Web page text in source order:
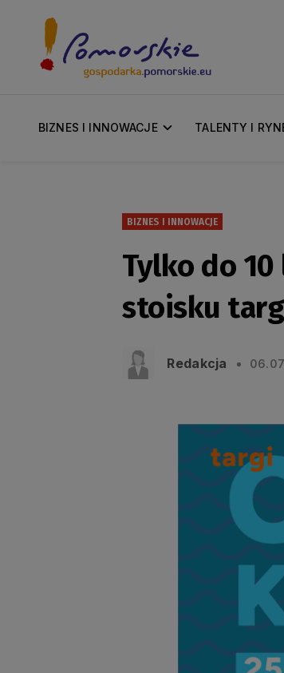
BIZNES I INNOWACJE TALENTY I
BIZNES I INNOWACJE
Tylko do 10
stoisku
Redakcja